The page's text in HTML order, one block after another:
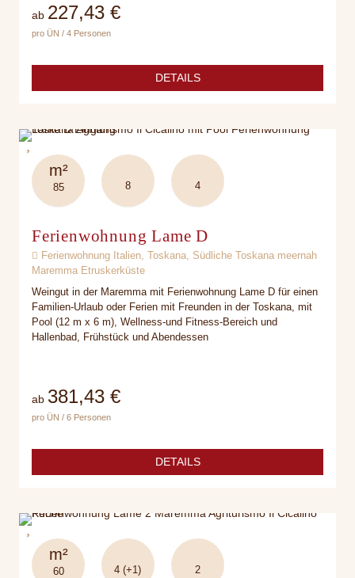
ab 227,43 €
pro ÜN / 4 Personen
DETAILS
m²
85 8 4
Ferienwohnung Lame D
Ferienwohnung Italien, Toskana, Südliche Toskana meernah
Maremma Etruskerküste
Weingut in der Maremma mit Ferienwohnung Lame D für einen
Familien-Urlaub oder Ferien mit Freunden in der Toskana, mit
Pool (12 m x 6 m), Wellness-und Fitness-Bereich und
Hallenbad, Frühstück und Abendessen
ab 381,43 €
pro ÜN / 6 Personen
DETAILS
m²
60 4 (+1) 2